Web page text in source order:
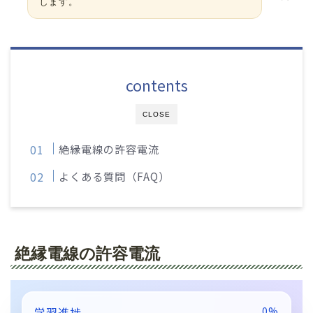
CLOSE
contents
絶縁電線の許容電流
よくある質問（FAQ）
絶縁電線の許容電流